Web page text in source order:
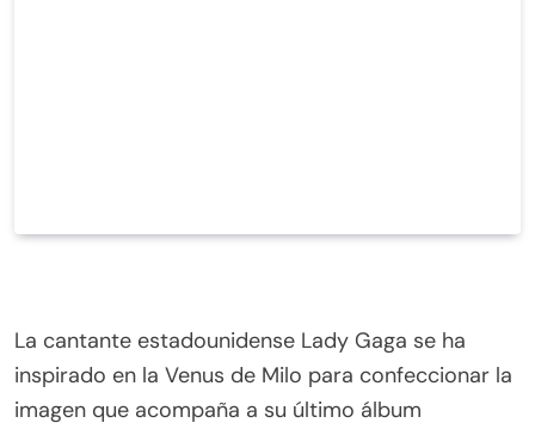
La cantante estadounidense Lady Gaga se ha
inspirado en la Venus de Milo para confeccionar la
imagen que acompaña a su último álbum